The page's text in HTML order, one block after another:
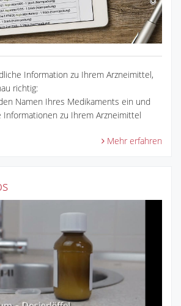
Information zu Ihrem Arzneimittel,
richtig:
Namen Ihres Medikaments ein und
Informationen zu Ihrem Arzneimittel
Mehr erfahren